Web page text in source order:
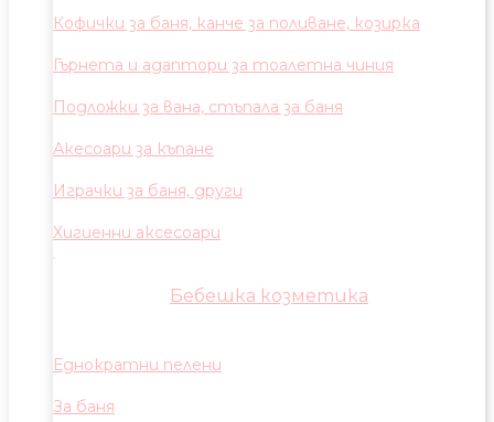
Кофички за баня, канче за поливане, козирка
Гърнета и адаптори за тоалетна чиния
Подложки за вана, стъпала за баня
Акесоари за къпане
Играчки за баня, други
Хигиенни аксесоари
Бебешка козметика
Еднократни пелени
За баня